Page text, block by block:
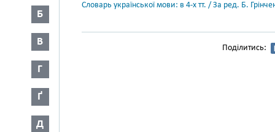
Б
В
Г
Ґ
Д
Словарь української мови: в 4-х тт. / За ред. Б.
Поділитись: